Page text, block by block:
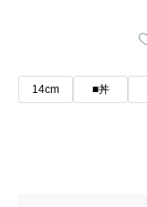
14cm ■丼